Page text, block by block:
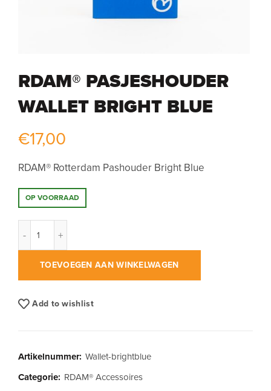
RDAM® PASJESHOUDER
WALLET BRIGHT BLUE
€17,00
RDAM® Rotterdam Pashouder Bright Blue
OP VOORRAAD
TOEVOEGEN AAN WINKELWAGEN
Add to wishlist
Artikelnummer: Wallet-brightblue
Categorie: RDAM® Accessoires